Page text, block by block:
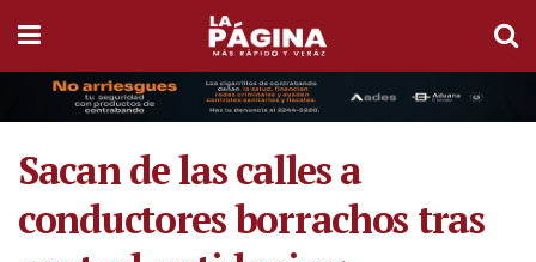
Sacan de las calles a
conductores borrachos tras